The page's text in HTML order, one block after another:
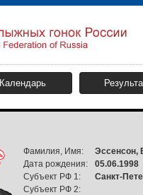
Календарь
Фамилия, Имя:
Эссенсон,
Дата рождения:
05.06.1998
Субъект РФ 1:
Санкт-
Субъект РФ 2: